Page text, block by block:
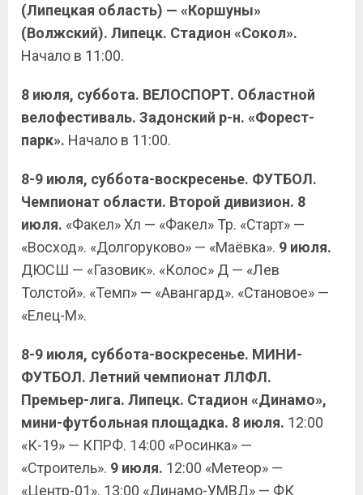
(Липецкая область) — «Коршуны»
(Волжский). Липецк. Стадион «Сокол».
Начало в 11:00.
8 июля, суббота. ВЕЛОСПОРТ. Областной
велофестиваль. Задонский р-н. «Форест-
парк». Начало в 11:00.
8-9 июля, суббота-воскресенье. ФУТБОЛ.
Чемпионат области. Второй дивизион. 8
июля. «Факел» Хл — «Факел» Тр. «Старт» —
«Восход». «Долгоруково» — «Маёвка». 9 июля.
ДЮСШ — «Газовик». «Колос» Д — «Лев
Толстой». «Темп» — «Авангард». «Становое» —
«Елец-М».
8-9 июля, суббота-воскресенье. МИНИ-
ФУТБОЛ. Летний чемпионат ЛЛФЛ.
Премьер-лига. Липецк. Стадион «Динамо»,
мини-футбольная площадка. 8 июля. 12:00
«К-19» — КПРФ. 14:00 «Росинка» —
«Строитель». 9 июля. 12:00 «Метеор» —
«Центр-01». 13:00 «Динамо-УМВД» — ФК